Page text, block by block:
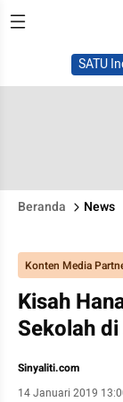
SATU
Beranda News
Konten Media
Kisah
Sekolah
Sinyaliti.com
14 Januari 2019